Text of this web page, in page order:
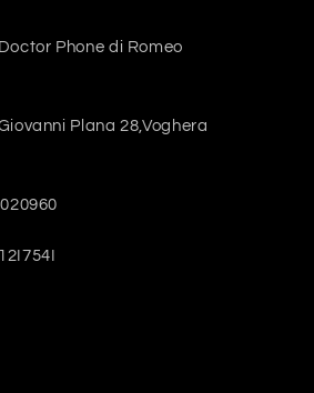
Phone di Romeo
Plana 28,Voghera